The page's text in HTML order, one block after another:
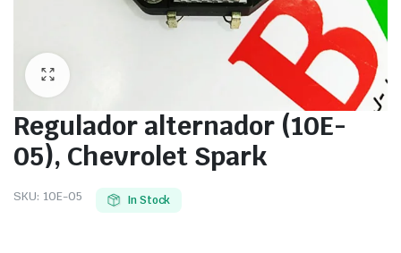
Regulador alternador (10E-
05), Chevrolet Spark
SKU: 10E-05 In Stock